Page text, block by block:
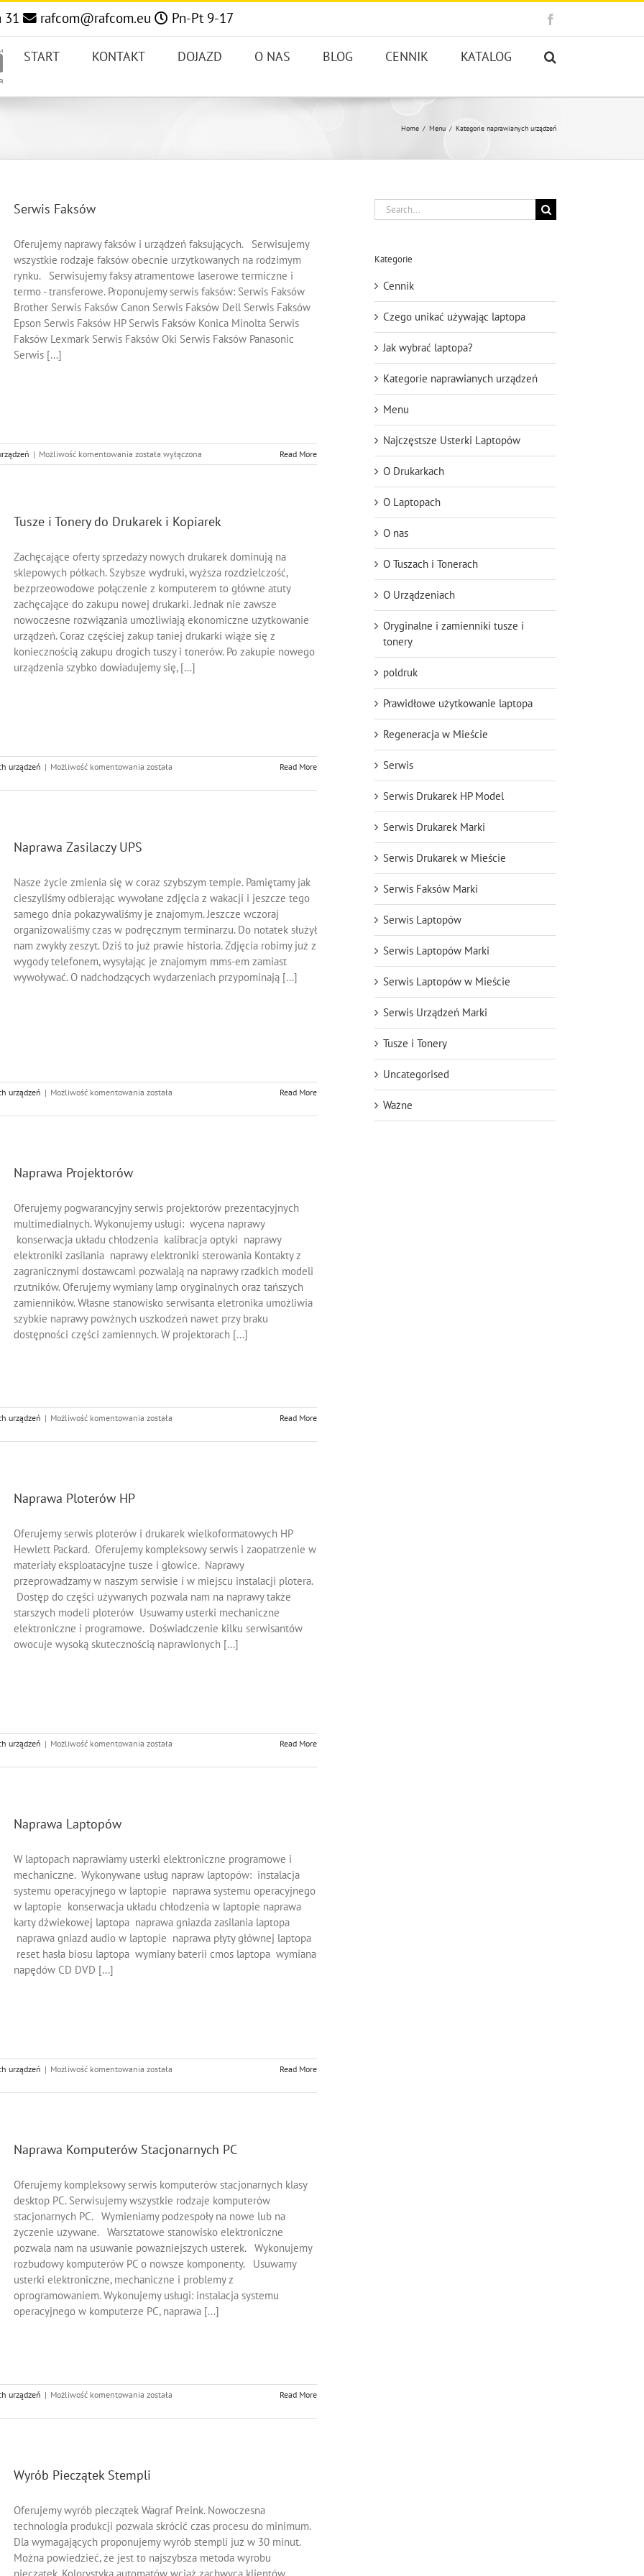
31 rafcom@rafcom.eu Pn-Pt 9-17
START KONTAKT DOJAZD O NAS BLOG CENNIK KATALOG
Home Menu Kategorie naprawianych urządzeń
Serwis Faksów
Oferujemy naprawy faksów i urządzeń faksujących. Serwisujemy
wszystkie rodzaje faksów obecnie urzytkowanych na rodzimym
rynku. Serwisujemy faksy atramentowe laserowe termiczne i
termo - transferowe. Proponujemy serwis faksów: Serwis Faksów
Brother Serwis Faksów Canon Serwis Faksów Dell Serwis Faksów
Epson Serwis Faksów HP Serwis Faksów Konica Minolta Serwis
Faksów Lexmark Serwis Faksów Oki Serwis Faksów Panasonic
Serwis [...]
| Możliwość komentowania Serwis
Faksów
została wyłączona Read More
Tusze i Tonery do Drukarek i Kopiarek
Zachęcające oferty sprzedaży nowych drukarek dominują na
sklepowych półkach. Szybsze wydruki, wyższa rozdzielczość,
bezprzeowodowe połączenie z komputerem to główne atuty
zachęcające do zakupu nowej drukarki. Jednak nie zawsze
nowoczesne rozwiązania umożliwiają ekonomiczne użytkowanie
urządzeń. Coraz częściej zakup taniej drukarki wiąże się z
koniecznością zakupu drogich tuszy i tonerów. Po zakupie nowego
urządzenia szybko dowiadujemy się, [...]
urządzeń | Możliwość komentowania Tusze
Tonery
została
Read More
Naprawa Zasilaczy UPS
Nasze życie zmienia się w coraz szybszym tempie. Pamiętamy jak
cieszyliśmy odbierając wywołane zdjęcia z wakacji i jeszcze tego
samego dnia pokazywaliśmy je znajomym. Jeszcze wczoraj
organizowaliśmy czas w podręcznym terminarzu. Do notatek służył
nam zwykły zeszyt. Dziś to już prawie historia. Zdjęcia robimy już z
wygody telefonem, wysyłając je znajomym mms-em zamiast
wywoływać. O nadchodzących wydarzeniach przypominają [...]
urządzeń | Możliwość komentowania Naprawa
UPS
została
Read More
Naprawa Projektorów
Oferujemy pogwarancyjny serwis projektorów prezentacyjnych
multimedialnych. Wykonujemy usługi: wycena naprawy
konserwacja układu chłodzenia kalibracja optyki naprawy
elektroniki zasilania naprawy elektroniki sterowania Kontakty z
zagranicznymi dostawcami pozwalają na naprawy rzadkich modeli
rzutników. Oferujemy wymiany lamp oryginalnych oraz tańszych
zamienników. Własne stanowisko serwisanta eletronika umożliwia
szybkie naprawy powżnych uszkodzeń nawet przy braku
dostępności części zamiennych. W projektorach [...]
urządzeń | Możliwość komentowania Naprawa
została
Read More
Naprawa Ploterów HP
Oferujemy serwis ploterów i drukarek wielkoformatowych HP
Hewlett Packard. Oferujemy kompleksowy serwis i zaopatrzenie w
materiały eksploatacyjne tusze i głowice. Naprawy
przeprowadzamy w naszym serwisie i w miejscu instalacji plotera.
Dostęp do części używanych pozwala nam na naprawy także
starszych modeli ploterów Usuwamy usterki mechaniczne
elektroniczne i programowe. Doświadczenie kilku serwisantów
owocuje wysoką skutecznością naprawionych [...]
urządzeń | Możliwość komentowania Naprawa
HP
została
Read More
Naprawa Laptopów
W laptopach naprawiamy usterki elektroniczne programowe i
mechaniczne. Wykonywane usług napraw laptopów: instalacja
systemu operacyjnego w laptopie naprawa systemu operacyjnego
w laptopie konserwacja układu chłodzenia w laptopie naprawa
karty dźwiekowej laptopa naprawa gniazda zasilania laptopa
naprawa gniazd audio w laptopie naprawa płyty głównej laptopa
reset hasła biosu laptopa wymiany baterii cmos laptopa wymiana
napędów CD DVD [...]
urządzeń | Możliwość komentowania Naprawa
została
Read More
Naprawa Komputerów Stacjonarnych PC
Oferujemy kompleksowy serwis komputerów stacjonarnych klasy
desktop PC. Serwisujemy wszystkie rodzaje komputerów
stacjonarnych PC. Wymieniamy podzespoły na nowe lub na
życzenie używane. Warsztatowe stanowisko elektroniczne
pozwala nam na usuwanie poważniejszych usterek. Wykonujemy
rozbudowy komputerów PC o nowsze komponenty. Usuwamy
usterki elektroniczne, mechaniczne i problemy z
oprogramowaniem. Wykonujemy usługi: instalacja systemu
operacyjnego w komputerze PC, naprawa [...]
urządzeń | Możliwość komentowania Naprawa
Stacjonarnych
została
Read More
Wyrób Pieczątek Stempli
Oferujemy wyrób pieczątek Wagraf Preink. Nowoczesna
technologia produkcji pozwala skrócić czas procesu do minimum.
Dla wymagających proponujemy wyrób stempli już w 30 minut.
Można powiedzieć, że jest to najszybsza metoda wyrobu
Search
for:
Kategorie
Cennik
Czego unikać używając laptopa
Jak wybrać laptopa?
Kategorie naprawianych urządzeń
Menu
Najczęstsze Usterki Laptopów
O Drukarkach
O Laptopach
O nas
O Tuszach i Tonerach
O Urządzeniach
Oryginalne i zamienniki tusze i
tonery
poldruk
Prawidłowe użytkowanie laptopa
Regeneracja w Mieście
Serwis
Serwis Drukarek HP Model
Serwis Drukarek Marki
Serwis Drukarek w Mieście
Serwis Faksów Marki
Serwis Laptopów
Serwis Laptopów Marki
Serwis Laptopów w Mieście
Serwis Urządzeń Marki
Tusze i Tonery
Uncategorised
Ważne